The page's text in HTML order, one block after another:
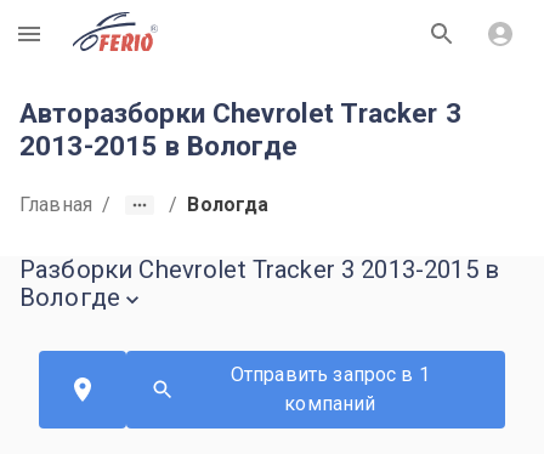
R
Авторазборки Chevrolet Tracker 3
2013-2015 в Вологде
Главная / / Вологда
Разборки Chevrolet Tracker 3 2013-2015 в
Вологде
Отправить запрос в 1
компаний